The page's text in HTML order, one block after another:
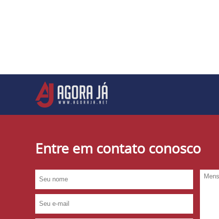
Entre em contato conosco